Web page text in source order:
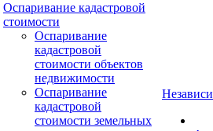
Оспаривание кадастровой
стоимости
Оспаривание
кадастровой
стоимости объектов
недвижимости
Оспаривание
кадастровой
стоимости земельных